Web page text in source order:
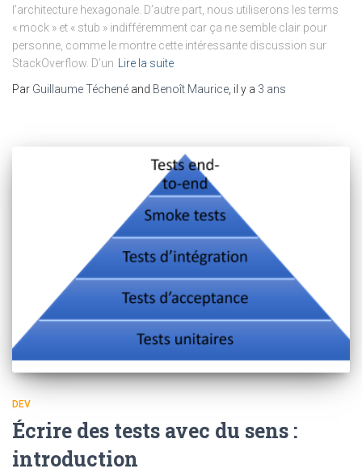
l’architecture hexagonale. D’autre part, nous utiliserons les terms
« mock » et « stub » indifféremment car ça ne semble clair pour
personne, comme le montre cette intéressante discussion sur
StackOverflow. D’un Lire la suite
Par Guillaume Téchené and Benoît Maurice, il y a 3 ans
DEV
Écrire des tests avec du sens :
introduction